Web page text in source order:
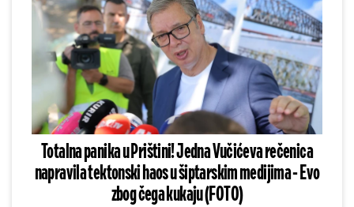
Totalna panika u Prištini! Jedna Vučićeva rečenica
napravila tektonski haos u šiptarskim medijima - Evo
zbog čega kukaju (FOTO)